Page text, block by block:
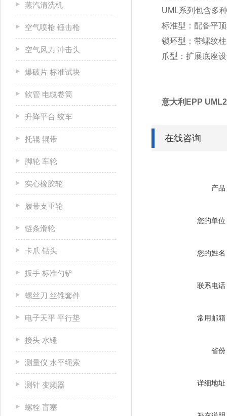
蒸汽清洗机
空气喷枪 锤击枪
空气风刀 冲击头
爆破片 标准试块
软管 电缆卷筒
升降平台 绞车
托辊 辊带
脚轮 车轮
实心橡胶轮
履带支重轮
链条滑轮
卡爪 钻头
扳手 标准勺铲
螺丝刀 丝锥套件
电子天平 平行垫
接头 水锤
测量仪 水平绳索
测针 变频器
螺栓 盲塞
UML系列包含多
标准型：配备平
锁环型：带螺纹
爪型：扩展底座
意大利EPP
在线咨询
产品
您的单位
您的姓名
联系电话
常用邮箱
省份
详细地址